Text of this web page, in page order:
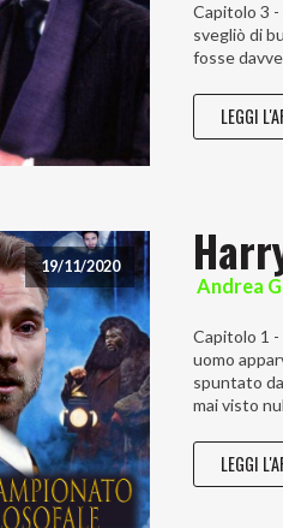
Capitolo 3
svegliò di
fosse
LEGGI
19/11/2020
Andrea
Capitolo 1
uomo
spuntato
mai visto
LEGGI